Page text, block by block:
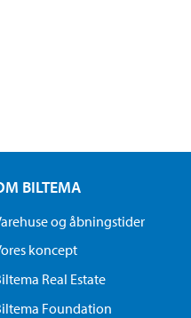
BILTEMA
og åbningstider
koncept
Real Estate
Foundation